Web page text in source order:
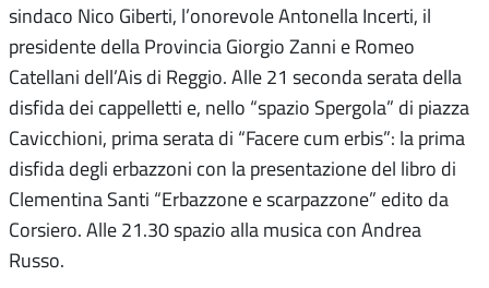
sindaco Nico Giberti, l’onorevole Antonella Incerti, il
presidente della Provincia Giorgio Zanni e Romeo
Catellani dell’Ais di Reggio. Alle 21 seconda serata della
disfida dei cappelletti e, nello “spazio Spergola” di piazza
Cavicchioni, prima serata di “Facere cum erbis”: la prima
disfida degli erbazzoni con la presentazione del libro di
Clementina Santi “Erbazzone e scarpazzone” edito da
Corsiero. Alle 21.30 spazio alla musica con Andrea
Russo.